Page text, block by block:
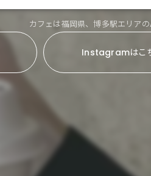
カフェは福岡県、博多駅エリア
Instagramはこ